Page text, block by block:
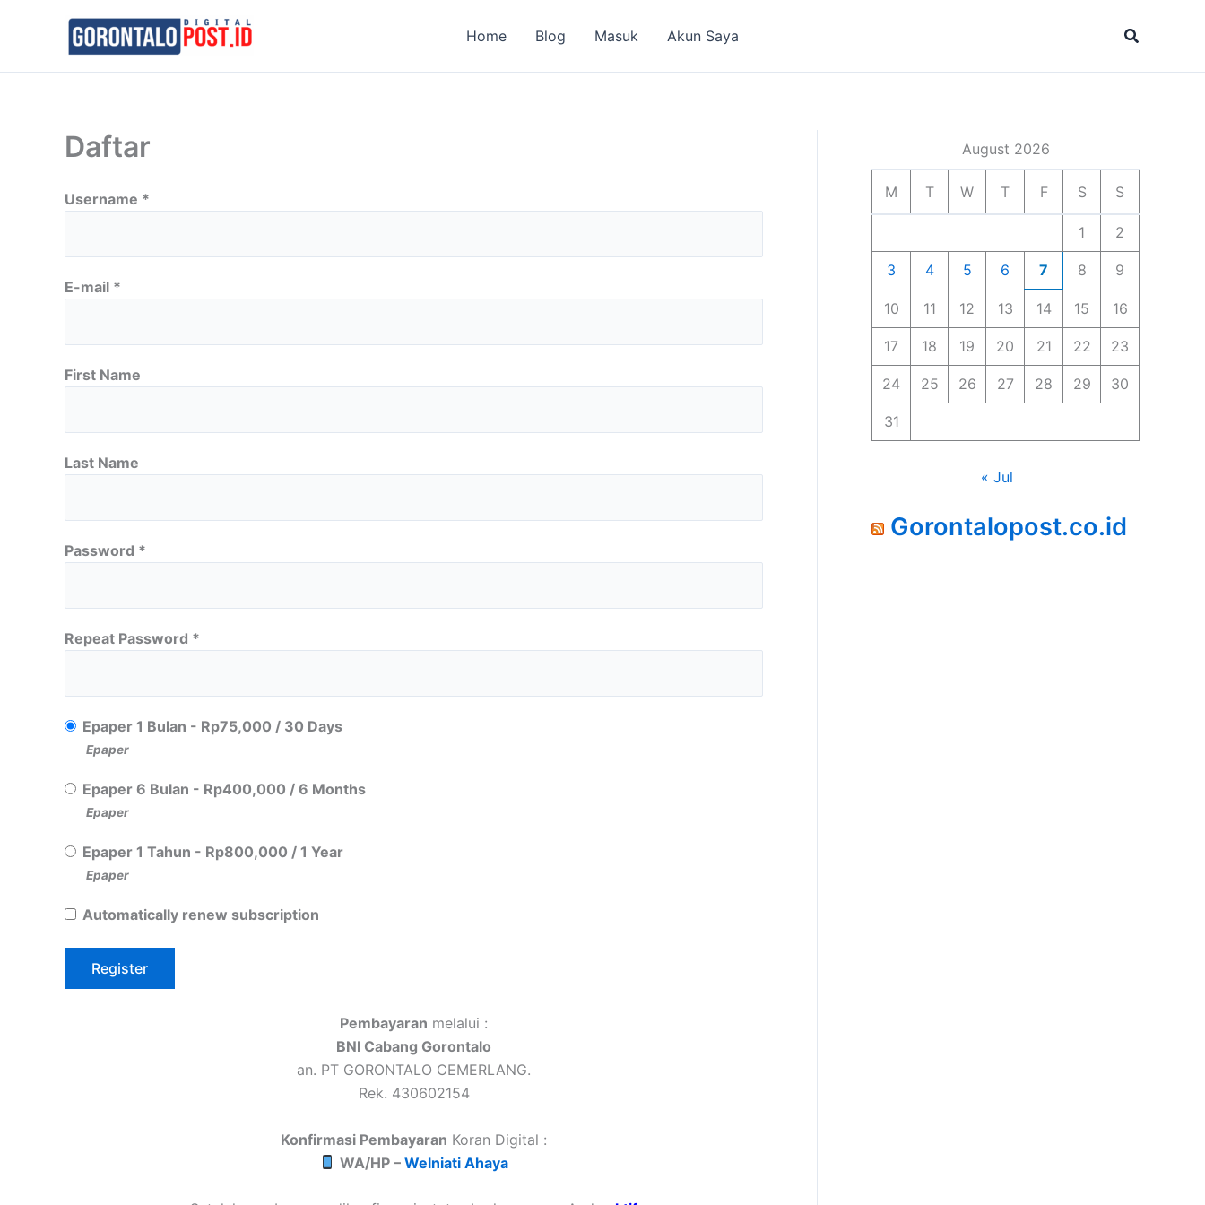
Home Blog Masuk Akun Saya Search
Daftar
Username *
E-mail *
First Name
Last Name
Password *
Repeat Password *
Epaper 1 Bulan - Rp75,000 / 30 Days
Epaper
Epaper 6 Bulan - Rp400,000 / 6 Months
Epaper
Epaper 1 Tahun - Rp800,000 / 1 Year
Epaper
Automatically renew subscription
Pembayaran melalui :
BNI Cabang Gorontalo
an. PT GORONTALO CEMERLANG.
Rek. 430602154
Konfirmasi Pembayaran Koran Digital :
WA/HP – Welniati Ahaya
August 2026
M T W T F S S
1 2
3 4 5 6 7 8 9
10 11 12 13 14 15 16
17 18 19 20 21 22 23
24 25 26 27 28 29 30
31
« Jul
Gorontalopost.co.id